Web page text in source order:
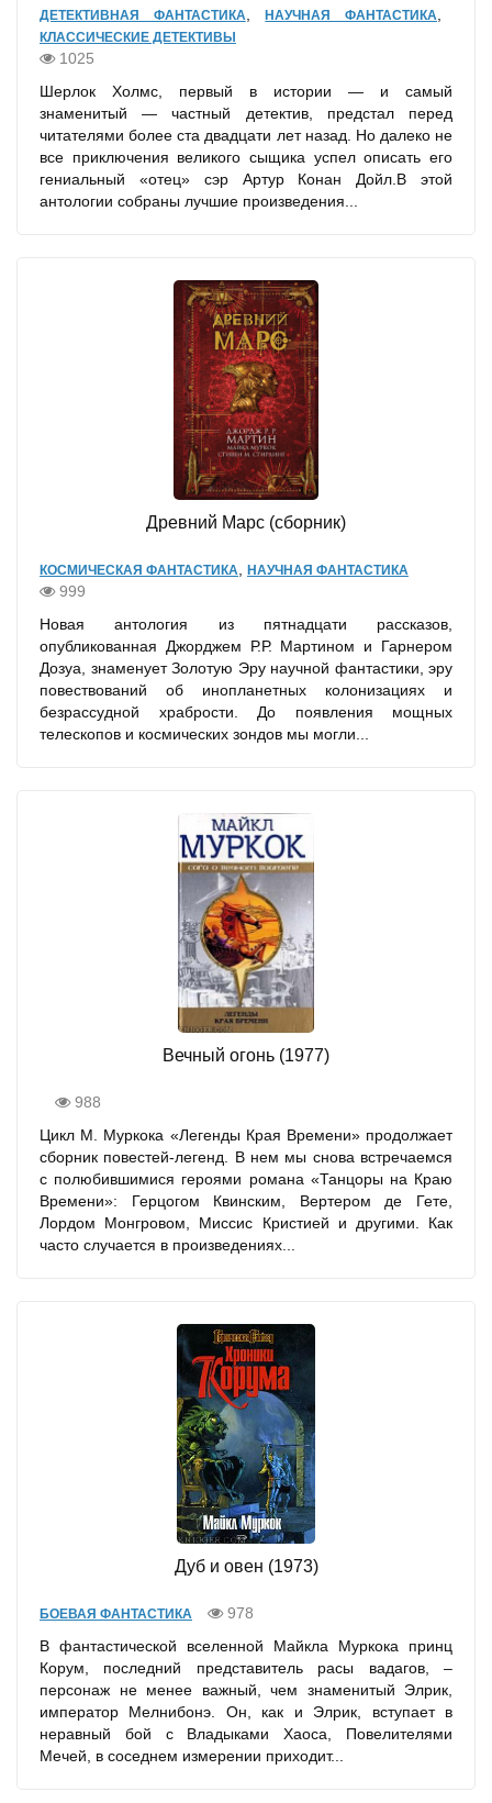
ДЕТЕКТИВНАЯ ФАНТАСТИКА ,НАУЧНАЯ ФАНТАСТИКА
КЛАССИЧЕСКИЕ ДЕТЕКТИВЫ
1025
Шерлок Холмс, первый в истории — и самый
знаменитый — частный детектив, предстал перед
читателями более ста двадцати лет назад. Но далеко не
все приключения великого сыщика успел описать его
гениальный «отец» сэр Артур Конан Дойл.В этой
антологии собраны лучшие произведения...
Древний Марс (сборник)
КОСМИЧЕСКАЯ ФАНТАСТИКА НАУЧНАЯ ФАНТАСТИКА
999
Новая антология из пятнадцати рассказов,
опубликованная Джорджем Р.Р. Мартином и Гарнером
Дозуа, знаменует Золотую Эру научной фантастики, эру
повествований об инопланетных колонизациях и
безрассудной храбрости. До появления мощных
телескопов и космических зондов мы могли...
Вечный огонь (1977)
988
Цикл М. Муркока «Легенды Края Времени» продолжает
сборник повестей-легенд. В нем мы снова встречаемся
с полюбившимися героями романа «Танцоры на Краю
Времени»: Герцогом Квинским, Вертером де Гете,
Лордом Монгровом, Миссис Кристией и другими. Как
часто случается в произведениях...
Дуб и овен (1973)
БОЕВАЯ ФАНТАСТИКА
978
В фантастической вселенной Майкла Муркока принц
Корум, последний представитель расы вадагов, –
персонаж не менее важный, чем знаменитый Элрик,
император Мелнибонэ. Он, как и Элрик, вступает в
неравный бой с Владыками Хаоса, Повелителями
Мечей, в соседнем измерении приходит...